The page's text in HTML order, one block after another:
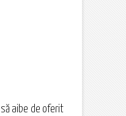
aibe de oferit